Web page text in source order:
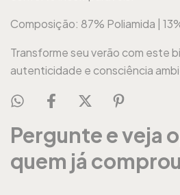
Composição: 87% Poliamida |
Transforme seu verão com este
autenticidade e consciência
Pergunte e veja
quem já comprou